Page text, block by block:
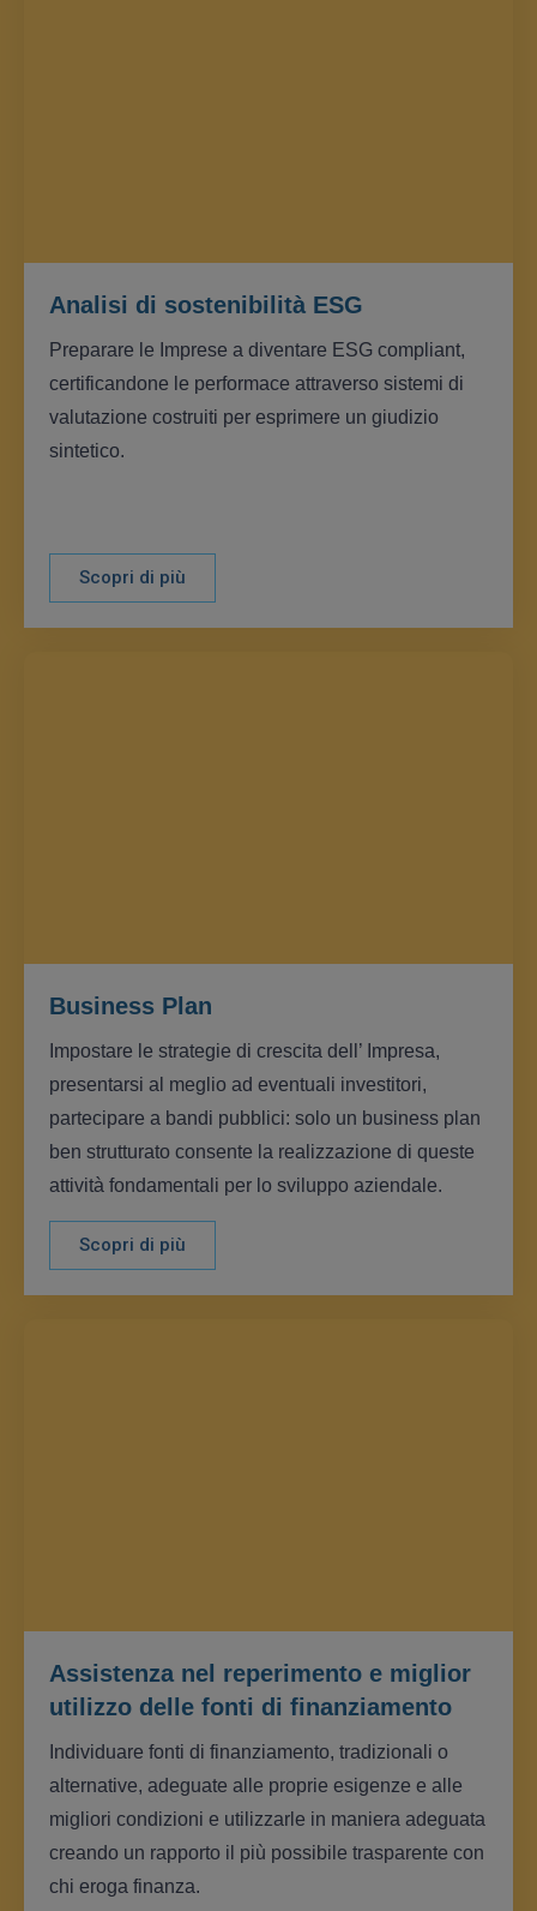
Analisi di sostenibilità ESG
Preparare le Imprese a diventare ESG compliant,
certificandone le performace attraverso sistemi di
valutazione costruiti per esprimere un giudizio
sintetico.
Scopri di più
Business Plan
Impostare le strategie di crescita dell’ Impresa,
presentarsi al meglio ad eventuali investitori,
partecipare a bandi pubblici: solo un business plan
ben strutturato consente la realizzazione di queste
attività fondamentali per lo sviluppo aziendale.
Scopri di più
Assistenza nel reperimento e miglior
utilizzo delle fonti di finanziamento
Individuare fonti di finanziamento, tradizionali o
alternative, adeguate alle proprie esigenze e alle
migliori condizioni e utilizzarle in maniera adeguata
creando un rapporto il più possibile trasparente con
chi eroga finanza.